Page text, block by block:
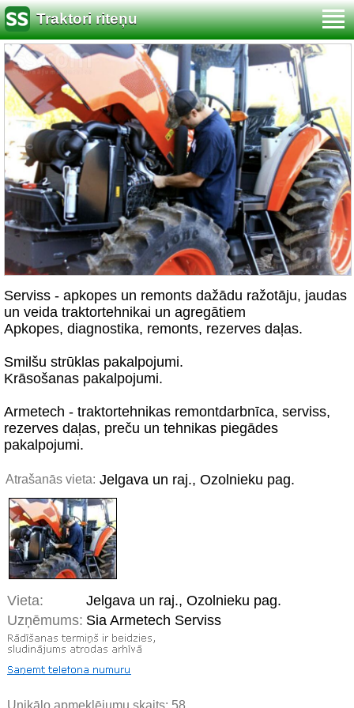
Traktori riteņu
Serviss - apkopes un remonts dažādu ražotāju, jaudas
un veida traktortehnikai un agregātiem
Apkopes, diagnostika, remonts, rezerves daļas.
Smilšu strūklas pakalpojumi.
Krāsošanas pakalpojumi.
Armetech - traktortehnikas remontdarbnīca, serviss,
rezerves daļas, preču un tehnikas piegādes
pakalpojumi.
Atrašanās vieta: Jelgava un raj., Ozolnieku pag.
Vieta:
Jelgava un raj., Ozolnieku pag.
Uzņēmums: Sia Armetech Serviss
Unikālo apmeklējumu skaits: 58